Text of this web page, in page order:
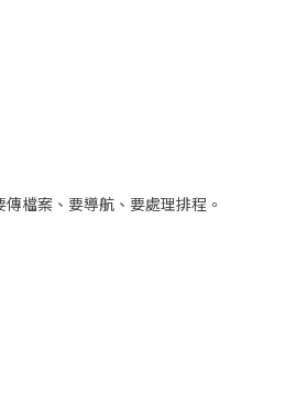
檔案、要導航、要處理排程。